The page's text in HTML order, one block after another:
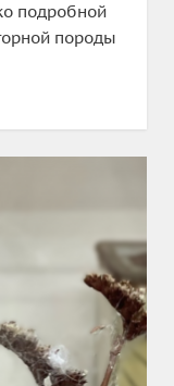
подробной
породы